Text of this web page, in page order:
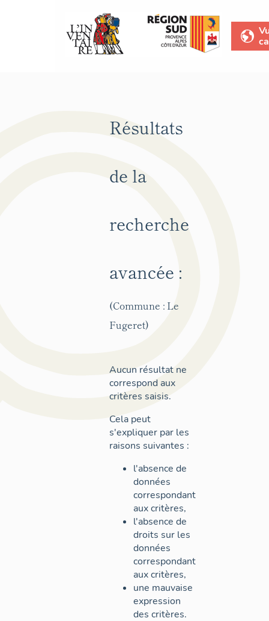
Résultats
de la
recherche
avancée :
(Commune : Le
Fugeret)
Aucun résultat ne
correspond aux
critères saisis.
Cela peut
s'expliquer par les
raisons suivantes :
l'absence de
données
correspondant
aux critères,
l'absence de
droits sur les
données
correspondant
aux critères,
une mauvaise
expression
des critères.